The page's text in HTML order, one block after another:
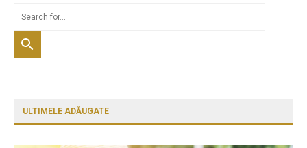
ULTIMELE ADĂUGATE